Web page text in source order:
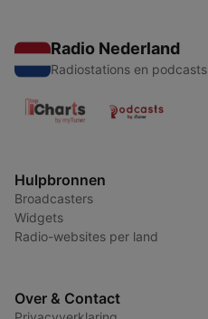
Radio Nederland
Radiostations en podcasts
Hulpbronnen
Broadcasters
Widgets
Radio-websites per land
Over & Contact